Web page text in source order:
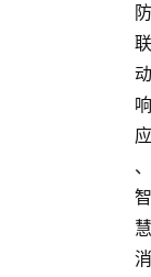
防
联
动
响
应
、
智
慧
消